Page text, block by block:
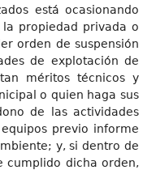
está ocasionando
propiedad privada o
orden de suspensión
de explotación de
méritos técnicos y
o quien haga sus
de las actividades
previo informe
y, si dentro de
cumplido dicha orden,